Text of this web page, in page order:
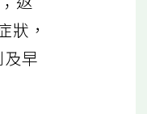
返
狀，
早